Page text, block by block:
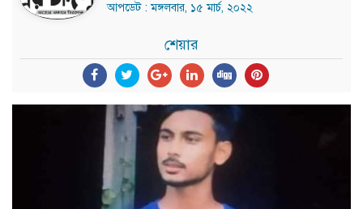
আপডেট : মঙ্গলবার, ১৫ মার্চ, ২০২২
শেয়ার